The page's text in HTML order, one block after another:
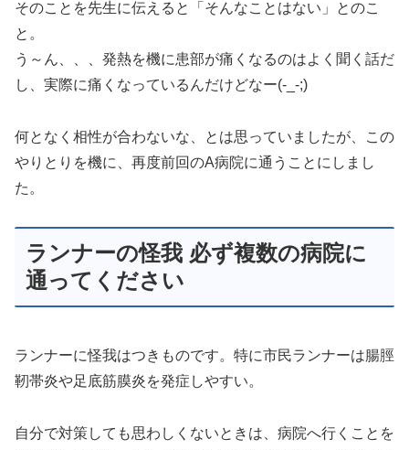
そのことを先生に伝えると「そんなことはない」とのこ
と。
う～ん、、、発熱を機に患部が痛くなるのはよく聞く話だ
し、実際に痛くなっているんだけどなー(-_-;)
何となく相性が合わないな、とは思っていましたが、この
やりとりを機に、再度前回のA病院に通うことにしまし
た。
ランナーの怪我 必ず複数の病院に
通ってください
ランナーに怪我はつきものです。特に市民ランナーは腸脛
靭帯炎や足底筋膜炎を発症しやすい。
自分で対策しても思わしくないときは、病院へ行くことを